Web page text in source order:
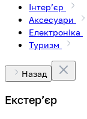
Інтерʼєр
Аксесуари
Електроніка
Туризм
Назад
Екстерʼєр